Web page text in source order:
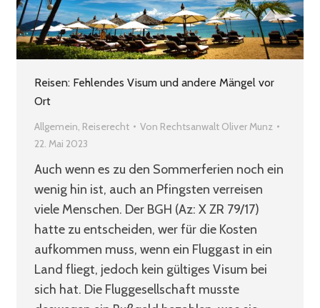
Reisen: Fehlendes Visum und andere Mängel vor
Ort
Allgemein Reiserecht Von Rechtsanwalt Oliver Munz
22. Mai 2023
Auch wenn es zu den Sommerferien noch ein
wenig hin ist, auch an Pfingsten verreisen
viele Menschen. Der BGH (Az: X ZR 79/17)
hatte zu entscheiden, wer für die Kosten
aufkommen muss, wenn ein Fluggast in ein
Land fliegt, jedoch kein gültiges Visum bei
sich hat. Die Fluggesellschaft musste